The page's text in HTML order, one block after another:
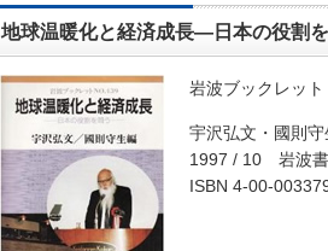
地球温暖化と経済成長―日本の役割
岩波ブックレッ
宇沢弘文・國則守
1997 / 10 岩波
ISBN 4-00-